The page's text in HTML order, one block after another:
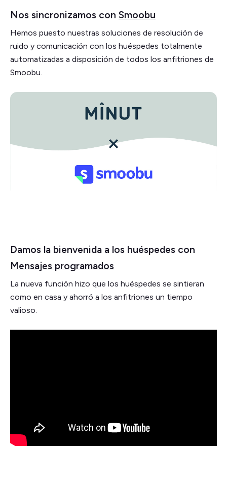
Nos sincronizamos con Smoobu
Hemos puesto nuestras soluciones de resolución de
ruido y comunicación con los huéspedes totalmente
automatizadas a disposición de todos los anfitriones de
Smoobu.
Damos la bienvenida a los huéspedes con
Mensajes programados
La nueva función hizo que los huéspedes se sintieran
como en casa y ahorró a los anfitriones un tiempo
valioso.